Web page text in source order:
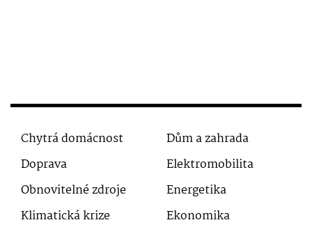
Chytrá domácnost
Dům a zahrada
Doprava
Elektromobilita
Obnovitelné zdroje
Energetika
Klimatická krize
Ekonomika